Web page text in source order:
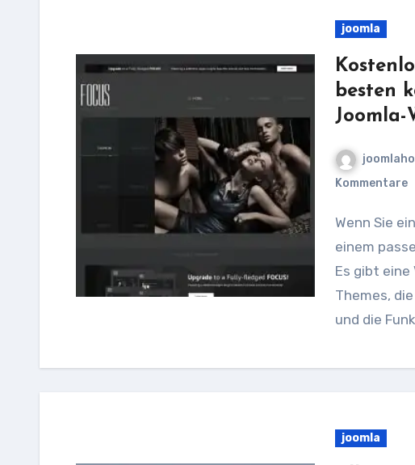
joomla
besten
Joomla-
Kommentare
Wenn Sie eine Joomla-Website erstellen und nach
einem
Es gibt
Themes,
und die
joomla